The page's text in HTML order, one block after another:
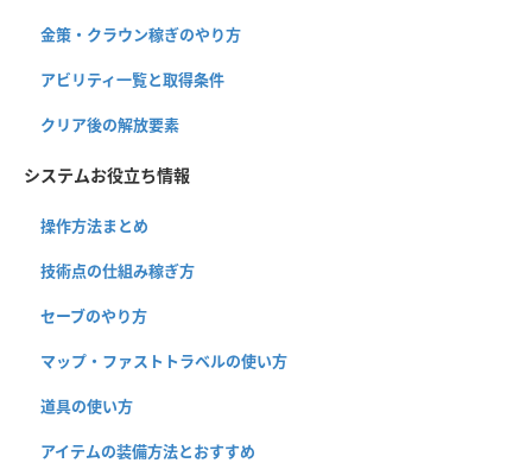
金策・クラウン稼ぎのやり方
アビリティ一覧と取得条件
クリア後の解放要素
システムお役立ち情報
操作方法まとめ
技術点の仕組み稼ぎ方
セーブのやり方
マップ・ファストトラベルの使い方
道具の使い方
アイテムの装備方法とおすすめ